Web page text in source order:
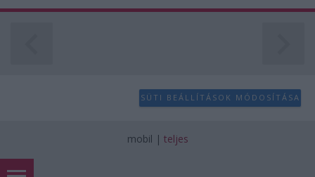
SÜTI BEÁLLÍTÁSOK MÓDOSÍTÁSA
mobil | teljes